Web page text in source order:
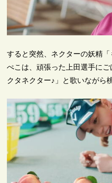
すると突然、ネクターの妖精
ぺこは、頑張った上田選手に
クタネクター♪」と歌いながら